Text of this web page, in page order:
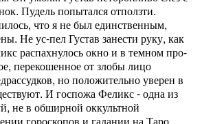
Пудель попытался отползти.
что я не был единственным,
Не ус-пел Густав занести руку, как
распахнулось окно и в темном про-
перекошенное от злобы лицо
но положительно уверен в
И госпожа Феликс - одна из
не в обширной оккультной